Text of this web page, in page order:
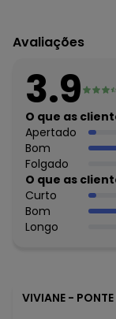
Fornecedor:
79.233.672/0010-98
Cuidados para
Não usar alvejante.
Não usar
Secar na sombra.
Não passar.
Não lavar a seco.
Tecido: Tecido
Composição:
Histórico de
julho/2026
Avaliações
3.9
O que as
Apertado
Bom
Folgado
O que as
Curto
Bom
Longo
VIVIANE - PONTE